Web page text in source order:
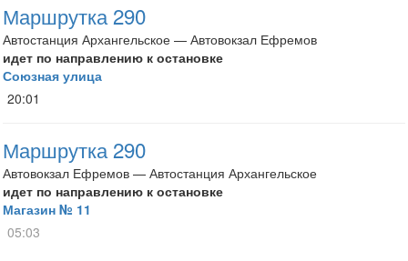
Маршрутка 290
Автостанция Архангельское — Автовокзал Ефремов
идет по направлению к остановке
Союзная улица
20:01
Маршрутка 290
Автовокзал Ефремов — Автостанция Архангельское
идет по направлению к остановке
Магазин № 11
05:03